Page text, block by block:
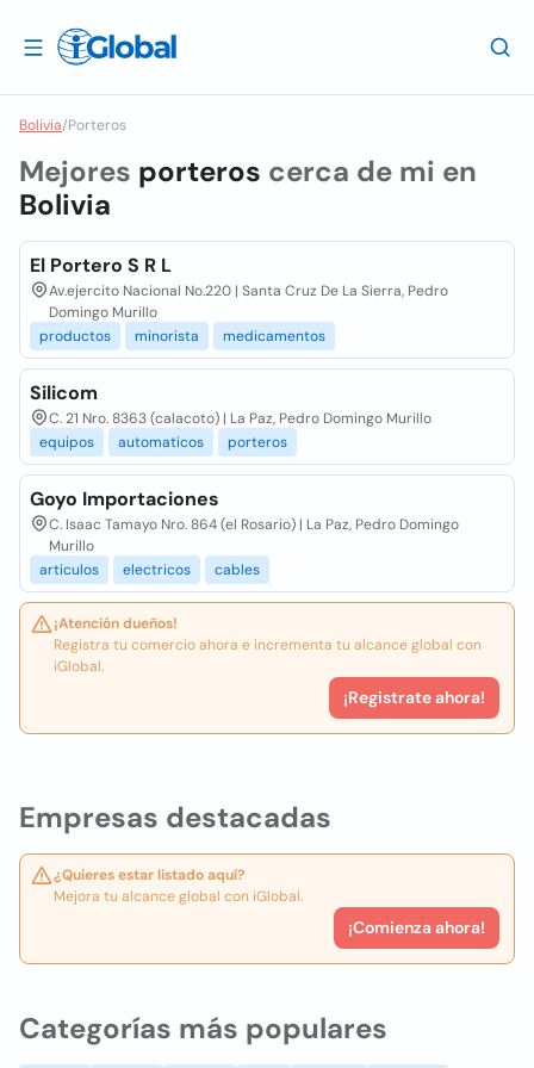
Bolivia/Porteros
Empresas destacadas
¿Quieres estar listado aquí?
Mejora tu alcance global con iGlobal.
¡Comienza ahora!
Mejores porteros cerca de mi en
Bolivia
El Portero S R L
Av.ejercito Nacional No.220 | Santa Cruz De La Sierra, Pedro
Domingo Murillo
productos
minorista medicamentos
Silicom
C. 21 Nro. 8363 (calacoto) | La Paz, Pedro Domingo Murillo
equipos
automaticos porteros
Goyo Importaciones
C. Isaac Tamayo Nro. 864 (el Rosario) | La Paz, Pedro Domingo
Murillo
articulos
electricos cables
¡Atención dueños!
Registra tu comercio ahora e incrementa tu alcance global con
iGlobal.
¡Registrate ahora!
Categorías más populares